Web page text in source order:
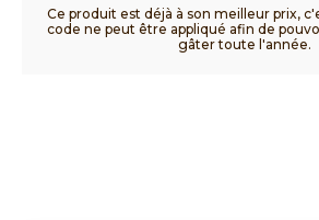
Ce produit est déjà à son meilleur prix,
code ne peut être appliqué afin de
gâter toute l'année.